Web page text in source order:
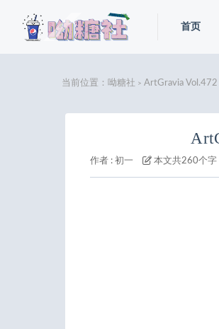
首页
当前位置： 呦糖社 > ArtGravia
作者 : 初一 本文共260个字